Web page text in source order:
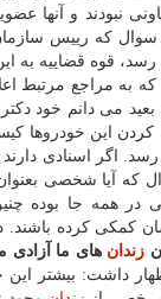
تعاونی نبودند و آنها
سوال كه رییس
رسد، قوه قضاییه به
مراجع مرتبط
می دانم خود
این خودروها
اگر اسنادی دارند
كه آیا شخصی
در همه جا بوده
كمكی كرده
زندان های ما
داشت: بیشتر این